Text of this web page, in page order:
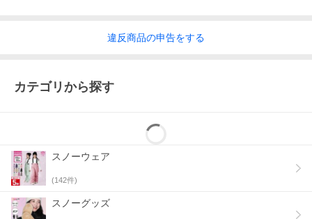
違反商品の申告をする
カテゴリから探す
スノーウェア
(142件)
スノーグッズ